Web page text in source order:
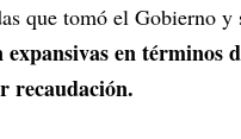
que tomó el Gobierno
expansivas en términos
recaudación.